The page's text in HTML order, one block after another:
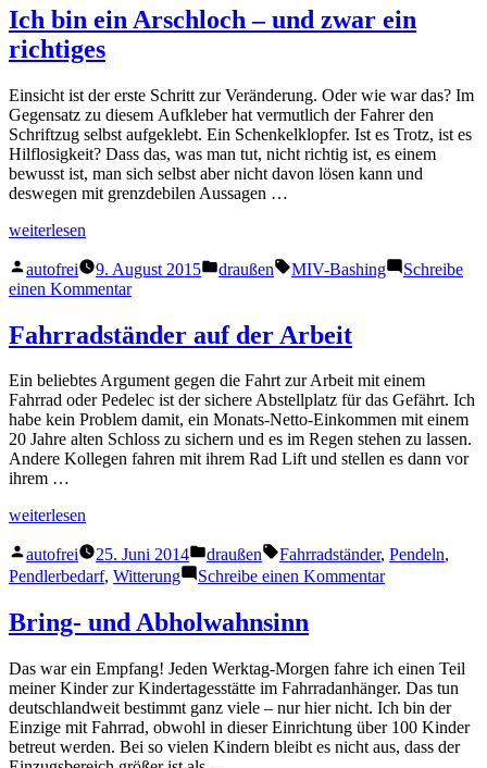
über's
Nummernschild
Ich bin ein Arschloch – und zwar ein
richtiges
Einsicht ist der erste Schritt zur Veränderung. Oder wie war das? Im
Gegensatz zu diesem Aufkleber hat vermutlich der Fahrer den
Schriftzug selbst aufgeklebt. Ein Schenkelklopfer. Ist es Trotz, ist es
Hilflosigkeit? Dass das, was man tut, nicht richtig ist, es einem
bewusst ist, man sich selbst aber nicht davon lösen kann und
deswegen mit grenzdebilen Aussagen …
„Ich
ein
Arschloch
und
zwar
richtiges“
weiterlesen
Veröffentlicht
von
autofrei 9. August 2015
Veröffentlicht
draußen Schlagwörter:
MIV-Bashing
Schreibe
einen Kommentarzu
bin
ein
–
und
zwar
ein
richtiges
Fahrradständer auf der Arbeit
Ein beliebtes Argument gegen die Fahrt zur Arbeit mit einem
Fahrrad oder Pedelec ist der sichere Abstellplatz für das Gefährt. Ich
habe kein Problem damit, ein Monats-Netto-Einkommen mit einem
20 Jahre alten Schloss zu sichern und es im Regen stehen zu lassen.
Andere Kollegen fahren mit ihrem Rad Lift und stellen es dann vor
ihrem …
„Fahrradständer
der
Arbeit“
weiterlesen
Veröffentlicht
von
autofrei 25. Juni 2014
Veröffentlicht
in
draußen Schlagwörter:
Fahrradständer, Pendeln,
Pendlerbedarf, Witterung Schreibe einen Kommentarzu
Bring- und Abholwahnsinn
Das war ein Empfang! Jeden Werktag-Morgen fahre ich einen Teil
meiner Kinder zur Kindertagesstätte im Fahrradanhänger. Das tun
deutschlandweit bestimmt ganz viele – nur hier nicht. Ich bin der
Einzige mit Fahrrad, obwohl in dieser Einrichtung über 100 Kinder
betreut werden. Bei so vielen Kindern bleibt es nicht aus, dass der